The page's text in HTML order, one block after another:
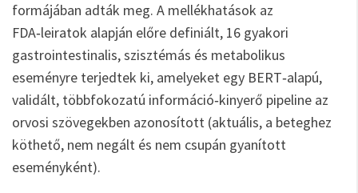
formájában adták meg. A mellékhatások az
FDA‑leiratok alapján előre definiált, 16 gyakori
gastrointestinalis, szisztémás és metabolikus
eseményre terjedtek ki, amelyeket egy BERT‑alapú,
validált, többfokozatú információ‑kinyerő pipeline az
orvosi szövegekben azonosított (aktuális, a beteghez
köthető, nem negált és nem csupán gyanított
eseményként).